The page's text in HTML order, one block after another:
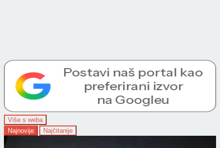
Više s weba
Najnovije
Najčitanije